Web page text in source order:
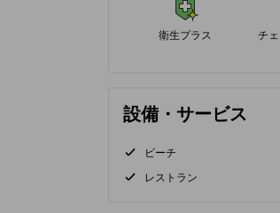
衛生プラス
チ
設備・サービス
ビーチ
レストラン